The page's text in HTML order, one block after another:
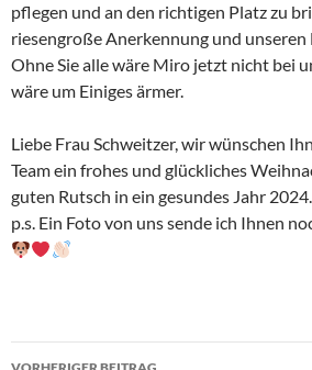
pflegen und an den richtigen Platz zu
riesengroße Anerkennung und unseren
Ohne Sie alle wäre Miro jetzt nicht bei
wäre um Einiges ärmer.
Liebe Frau Schweitzer, wir wünschen
Team ein frohes und glückliches
guten Rutsch in ein gesundes Jahr 2024.
p.s. Ein Foto von uns sende ich Ihnen
Beitragsnavigation